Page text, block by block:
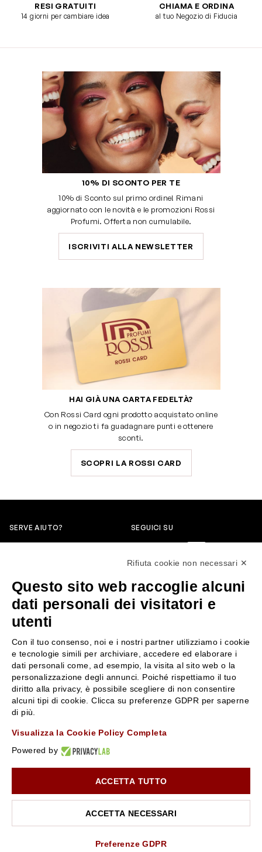
RESI GRATUITI
14 giorni per cambiare idea
CHIAMA E ORDINA
al tuo Negozio di Fiducia
10% DI SCONTO PER TE
10% di Sconto sul primo ordine! Rimani
aggiornato con le novità e le promozioni Rossi
Profumi. Offerta non cumulabile.
ISCRIVITI ALLA NEWSLETTER
HAI GIÀ UNA CARTA FEDELTÀ?
Con Rossi Card ogni prodotto acquistato online
o in negozio ti fa guadagnare punti e ottenere
sconti.
SCOPRI LA ROSSI CARD
SERVE AIUTO?
servizioclienti@rossiprofumi.it
SEGUICI SU
SERVIZIO CLIENTI
Resi e rimborsi
Pagamenti
Spedizione
Condizioni generali di vendita
Privacy Policy
Chi siamo
Contattaci
Negozi
Attiva la Rossi Card
Lavora con noi
P.IVA 01351170350 - REA RE-179054 Cap.Soc. € 120.000,00 i.v. - PEC
10% di Sconto sul primo ordine!*
Iscriviti alla newsletter e rimani aggiornato con le novità e
le promozioni Rossi Profumi.
*Il Buono non si applica su Articoli in Promozione
ISCRIVITI ALLA NEWSLETTER
Rifiuta cookie non necessari ✕
Questo sito web raccoglie alcuni
dati personali dei visitatori e
utenti
Con il tuo consenso, noi e i nostri partner utilizziamo i cookie
e tecnologie simili per archiviare, accedere ed elaborare i
dati personali come, ad esempio, la visita al sito web o la
personalizzazione degli annunci. Poiché rispettiamo il tuo
diritto alla privacy, è possibile scegliere di non consentire
alcuni tipi di cookie. Clicca su preferenze GDPR per saperne
di più.
Visualizza la Cookie Policy Completa
Powered by
ACCETTA TUTTO
ACCETTA NECESSARI
Preferenze GDPR